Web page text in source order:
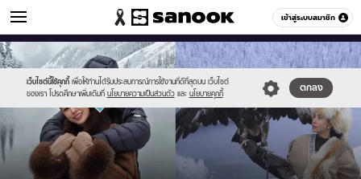
เข้าสู่ระบบสมาชิก
ข่าวบันเทิง หมวดอื่นๆ
เว็บไซต์นี้ใช้คุกกี้ เพื่อให้ท่านได้รับประสบการณ์การใช้งานที่ดีที่สุดบน เว็บไซต์
ของเรา โปรดศึกษาเพิ่มเติมที่ นโยบายความเป็นส่วนตัว และ นโยบายคุกกี้
ตกลง
Sanook
//s.isanook.com/sr/0/images/logo-
new-
sanook.png
600
60
//s.isanook.com/ns/0/ud/1927/9635350/777.jpg